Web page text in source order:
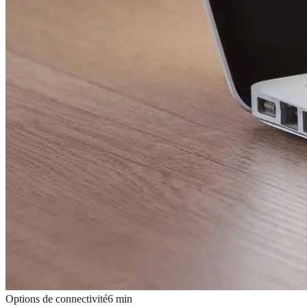
Options de connectivité6 min